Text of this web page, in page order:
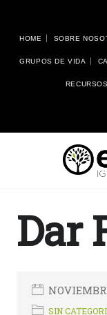
HOME SOBRE
GRUPOS DE VIDA
RECURSOS
Dar
2791
SIN